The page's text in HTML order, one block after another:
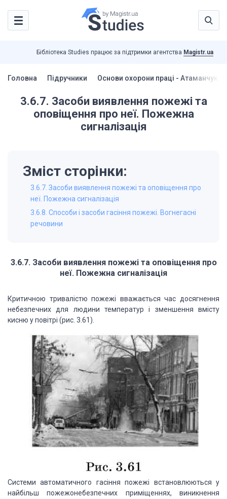
Бібліотека Studies працює за підтримки агентства Magistr.ua
Головна Підручники Основи охорони праці - Атаманчук
3.6.7. Засоби виявлення пожежі та
оповіщення про неї. Пожежна
сигналізація
Зміст сторінки:
3.6.7. Засоби виявлення пожежі та оповіщення про
неї. Пожежна сигналізація
3.6.8. Способи і засоби гасіння пожежі. Вогнегасні
речовини
3.6.7. Засоби виявлення пожежі та оповіщення про
неї. Пожежна сигналізація
Критичною тривалістю пожежі вважається час досягнення
небезпечних для людини температур і зменшення вмісту
кисню у повітрі (рис. 3.61).
Системи автоматичного гасіння пожежі встановлюються у
найбільш пожежонебезпечних приміщеннях, виникнення